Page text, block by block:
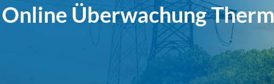
Online Überwachung